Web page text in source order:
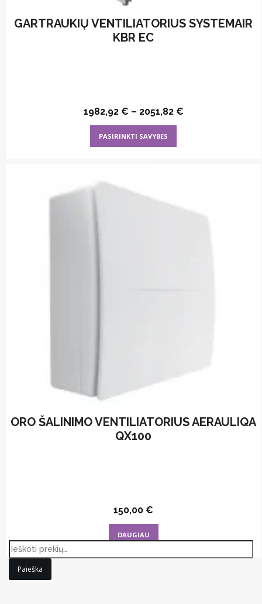
GARTRAUKIŲ VENTILIATORIUS SYSTEMAIR
KBR EC
1982,92 € – 2051,82 €
PASIRINKTI SAVYBES
product
The
ORO ŠALINIMO VENTILIATORIUS AERAULIQA
QX100
150,00 €
DAUGIAU
Paieška